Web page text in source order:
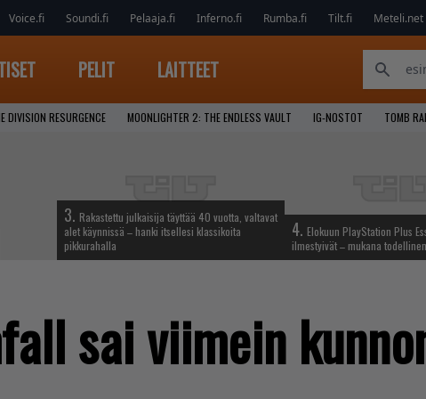
Voice.fi Soundi.fi Pelaaja.fi Inferno.fi Rumba.fi Tilt.fi Meteli.net
PELIT LAITTEET
DIVISION RESURGENCE MOONLIGHTER 2: THE ENDLESS VAULT IG-NOSTOT TOMB
3. Rakastettu julkaisija täyttää 40 vuotta, valtavat
alet käynnissä – hanki itsellesi klassikoita
pikkurahalla
4. Elokuun PlayStation Plus
ilmestyivät – mukana
sai viimein